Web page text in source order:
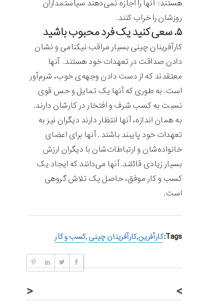
هستند: آنها را اجازه نمی‌دهند سیاستمداران
روزشان را خراب کنند.
۵. سعی کنید یک فرد محبوب باشید
کارآفرینان چینی بسیار مراقب نیکنامی و نشان
دادن صداقت در تعهدات خود هستند. آنها
معتقدند که از دست دادن وجهه‌ی خوب، شرم‌آور
است. به طوری که آنها یک تمایل و حس قوی
نسبت به کسب شرف و افتخار در کارشان دارند.
به همان اندازه، آنها انتظار دارند دیگران نیز به
تعهدات خود پایبند باشند . آنها برای اعضای
خانواده‌شان و ارتباطات‌شان با دیگران ارزش
بسیار زیادی قائلند. آنها می‌دانند که ایجاد یک
کسب و کار موفق، حاصل یک تلاش گروهی
است.
Tags: کارآفرین,کارآفرینان چینی ,کسب و کار
< >